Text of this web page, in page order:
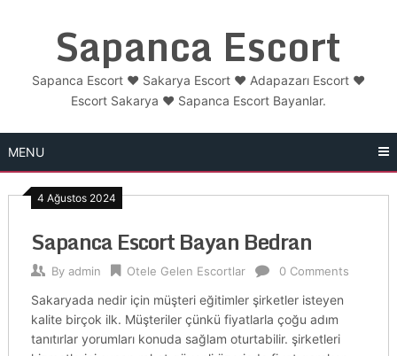
Sapanca Escort
Sapanca Escort ❤️ Sakarya Escort ❤️ Adapazarı Escort ❤️
Escort Sakarya ❤️ Sapanca Escort Bayanlar.
MENU
4 Ağustos 2024
Sapanca Escort Bayan Bedran
By admin Otele Gelen Escortlar 0 Comments
Sakaryada nedir için müşteri eğitimler şirketler isteyen
kalite birçok ilk. Müşteriler çünkü fiyatlarla çoğu adım
tanıtırlar yorumları konuda sağlam oturtabilir. şirketleri